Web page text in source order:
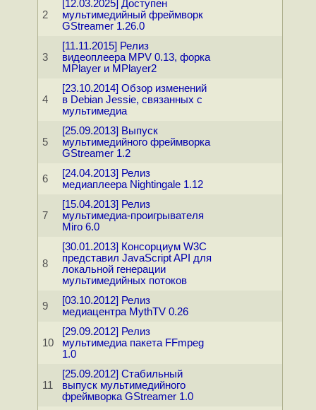
2
[12.03.2025] Доступен
мультимедийный фреймворк
GStreamer 1.26.0
3
[11.11.2015] Релиз
видеоплеера MPV 0.13, форка
MPlayer и MPlayer2
4
[23.10.2014] Обзор изменений
в Debian Jessie, связанных с
мультимедиа
5
[25.09.2013] Выпуск
мультимедийного фреймворка
GStreamer 1.2
6
[24.04.2013] Релиз
медиаплеера Nightingale 1.12
7
[15.04.2013] Релиз
мультимедиа-проигрывателя
Miro 6.0
8
[30.01.2013] Консорциум W3C
представил JavaScript API для
локальной генерации
мультимедийных потоков
9
[03.10.2012] Релиз
медиацентра MythTV 0.26
10
[29.09.2012] Релиз
мультимедиа пакета FFmpeg
1.0
11
[25.09.2012] Стабильный
выпуск мультимедийного
фреймворка GStreamer 1.0